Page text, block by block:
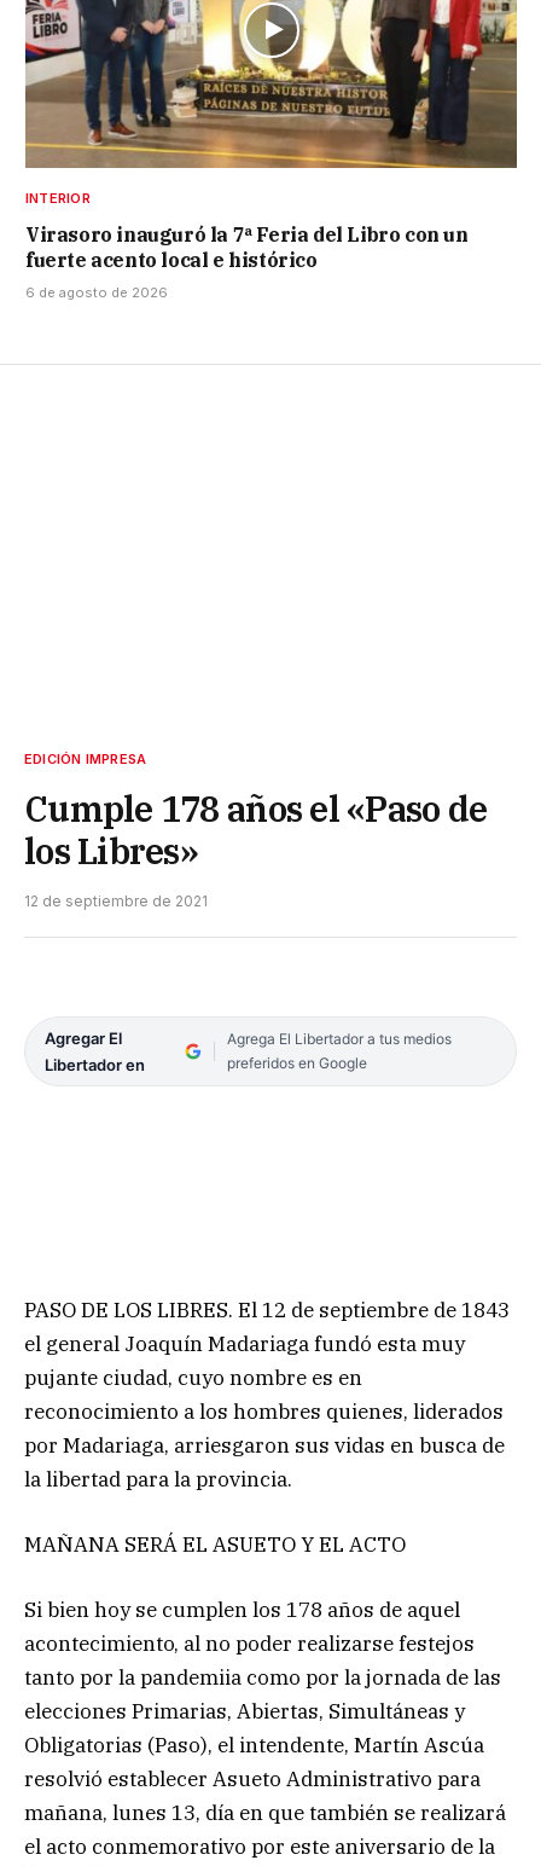
INTERIOR
Virasoro inauguró la 7ª Feria del Libro con un
fuerte acento local e histórico
6 de agosto de 2026
EDICIÓN IMPRESA
Cumple 178 años el «Paso de
los Libres»
12 de septiembre de 2021
Agregar El
Libertador en
Agrega El Libertador a tus medios
preferidos en Google
PASO DE LOS LIBRES. El 12 de septiembre de 1843
el general Joaquín Madariaga fundó esta muy
pujante ciudad, cuyo nombre es en
reconocimiento a los hombres quienes, liderados
por Madariaga, arriesgaron sus vidas en busca de
la libertad para la provincia.
MAÑANA SERÁ EL ASUETO Y EL ACTO
Si bien hoy se cumplen los 178 años de aquel
acontecimiento, al no poder realizarse festejos
tanto por la pandemiia como por la jornada de las
elecciones Primarias, Abiertas, Simultáneas y
Obligatorias (Paso), el intendente, Martín Ascúa
resolvió establecer Asueto Administrativo para
mañana, lunes 13, día en que también se realizará
el acto conmemorativo por este aniversario de la